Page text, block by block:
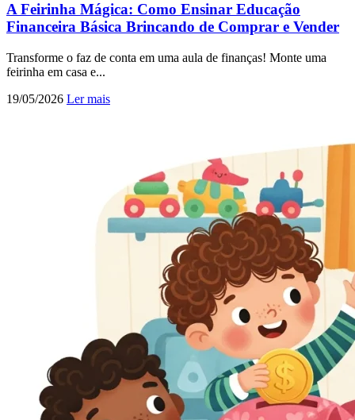
A Feirinha Mágica: Como Ensinar Educação
Financeira Básica Brincando de Comprar e Vender
Transforme o faz de conta em uma aula de finanças! Monte uma
feirinha em casa e...
19/05/2026 Ler mais